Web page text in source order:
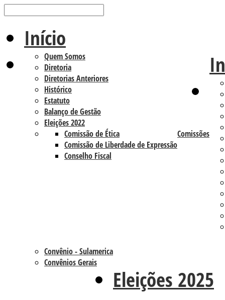
Início
Quem Somos
Diretoria
Diretorias Anteriores
Histórico
Estatuto
Balanço de Gestão
Eleições 2022
Comissões
Comissão de Ética
Comissão de Liberdade de Expressão
Conselho Fiscal
Convênio - Sulamerica
Convênios Gerais
Eleições 2025